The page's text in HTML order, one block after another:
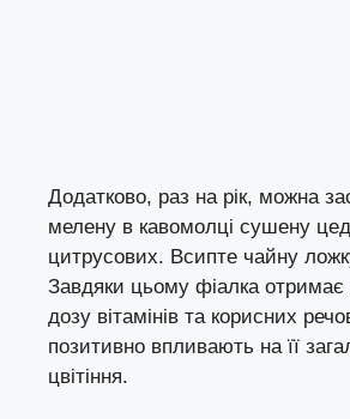
Додатково, раз на рік, можна
мелену в кавомолці сушену
цитрусових. Всипте чайну
Завдяки цьому фіалка отримає
дозу вітамінів та корисних
позитивно впливають на її
цвітіння.